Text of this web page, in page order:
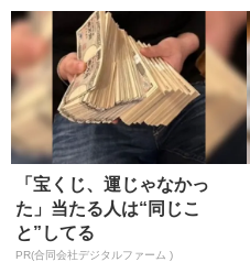
「宝くじ、運じゃなかっ
た」当たる人は“同じこ
と”してる
PR(合同会社デジタルファーム )